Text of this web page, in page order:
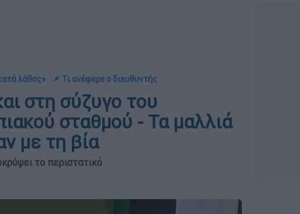
λάθος» 📌 Τι ανέφερε ο διευθυντής
στη σύζυγο του
σταθμού - Τα μαλλιά
με τη βία
το περιστατικό